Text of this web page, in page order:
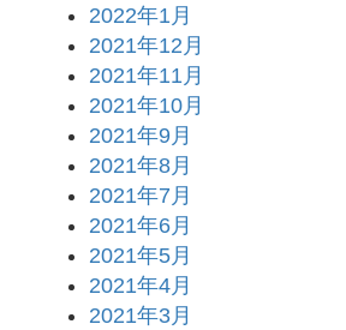
2022年1月
2021年12月
2021年11月
2021年10月
2021年9月
2021年8月
2021年7月
2021年6月
2021年5月
2021年4月
2021年3月